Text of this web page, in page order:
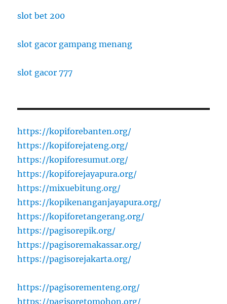
slot bet 200
slot gacor gampang menang
slot gacor 777
https://kopiforebanten.org/
https://kopiforejateng.org/
https://kopiforesumut.org/
https://kopiforejayapura.org/
https://mixuebitung.org/
https://kopikenanganjayapura.org/
https://kopiforetangerang.org/
https://pagisorepik.org/
https://pagisoremakassar.org/
https://pagisorejakarta.org/
https://pagisorementeng.org/
https://pagisoretomohon.org/